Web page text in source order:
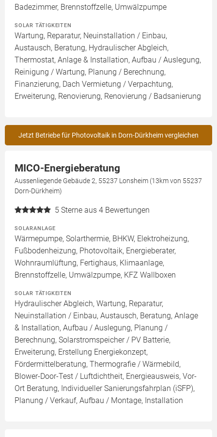
Badezimmer, Brennstoffzelle, Umwälzpumpe
SOLAR TÄTIGKEITEN
Wartung, Reparatur, Neuinstallation / Einbau,
Austausch, Beratung, Hydraulischer Abgleich,
Thermostat, Anlage & Installation, Aufbau / Auslegung,
Reinigung / Wartung, Planung / Berechnung,
Finanzierung, Dach Vermietung / Verpachtung,
Erweiterung, Renovierung, Renovierung / Badsanierung
Jetzt Betriebe für Photovoltaik in Dorn-Dürkheim vergleichen
MICO-Energieberatung
Aussenliegende Gebäude 2, 55237 Lonsheim (13km von 55237
Dorn-Dürkheim)
5 Sterne aus 4 Bewertungen
SOLARANLAGE
Wärmepumpe, Solarthermie, BHKW, Elektroheizung,
Fußbodenheizung, Photovoltaik, Energieberater,
Wohnraumlüftung, Fertighaus, Klimaanlage,
Brennstoffzelle, Umwälzpumpe, KFZ Wallboxen
SOLAR TÄTIGKEITEN
Hydraulischer Abgleich, Wartung, Reparatur,
Neuinstallation / Einbau, Austausch, Beratung, Anlage
& Installation, Aufbau / Auslegung, Planung /
Berechnung, Solarstromspeicher / PV Batterie,
Erweiterung, Erstellung Energiekonzept,
Fördermittelberatung, Thermografie / Wärmebild,
Blower-Door-Test / Luftdichtheit, Energieausweis, Vor-
Ort Beratung, Individueller Sanierungsfahrplan (iSFP),
Planung / Verkauf, Aufbau / Montage, Installation